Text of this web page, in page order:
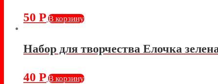
50 Р В корзину
Набор для творчества Елочка
40 Р В корзину